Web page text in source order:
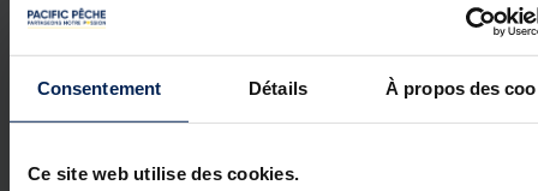
Consentement Détails À propos des
Ce site web utilise des cookies.
3étoiles
2étoiles
0
étoile
Signaler
Réponse de